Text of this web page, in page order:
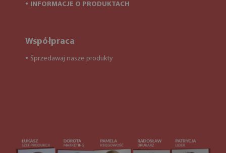
● INFORMACJE O PRODUKTACH
Współpraca
● Sprzedawaj nasze produkty